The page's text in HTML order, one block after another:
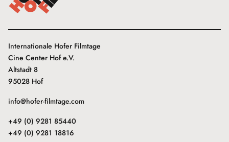
Internationale Hofer Filmtage
Cine Center Hof e.V.
Altstadt 8
95028 Hof
info@hofer-filmtage.com
+49 (0) 9281 85440
+49 (0) 9281 18816